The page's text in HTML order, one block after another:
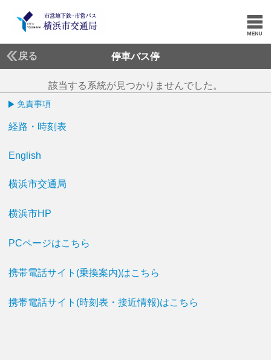
戻る 停車バス停
該当する系統が見つかりませんでした。
免責事項
経路・時刻表
English
横浜市交通局
横浜市HP
PCページはこちら
携帯電話サイト(乗換案内)はこちら
携帯電話サイト(時刻表・接近情報)はこちら